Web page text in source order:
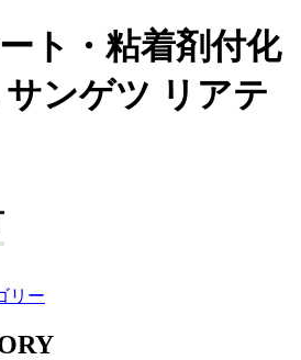
ト・粘着剤付化
ンゲツ リアテ
リー